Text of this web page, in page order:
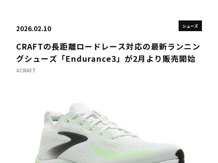
シューズ
2026.02.10
CRAFTの長距離ロードレース対応の最新ランニン
グシューズ「Endurance3」が2月より販売開始
#CRAFT